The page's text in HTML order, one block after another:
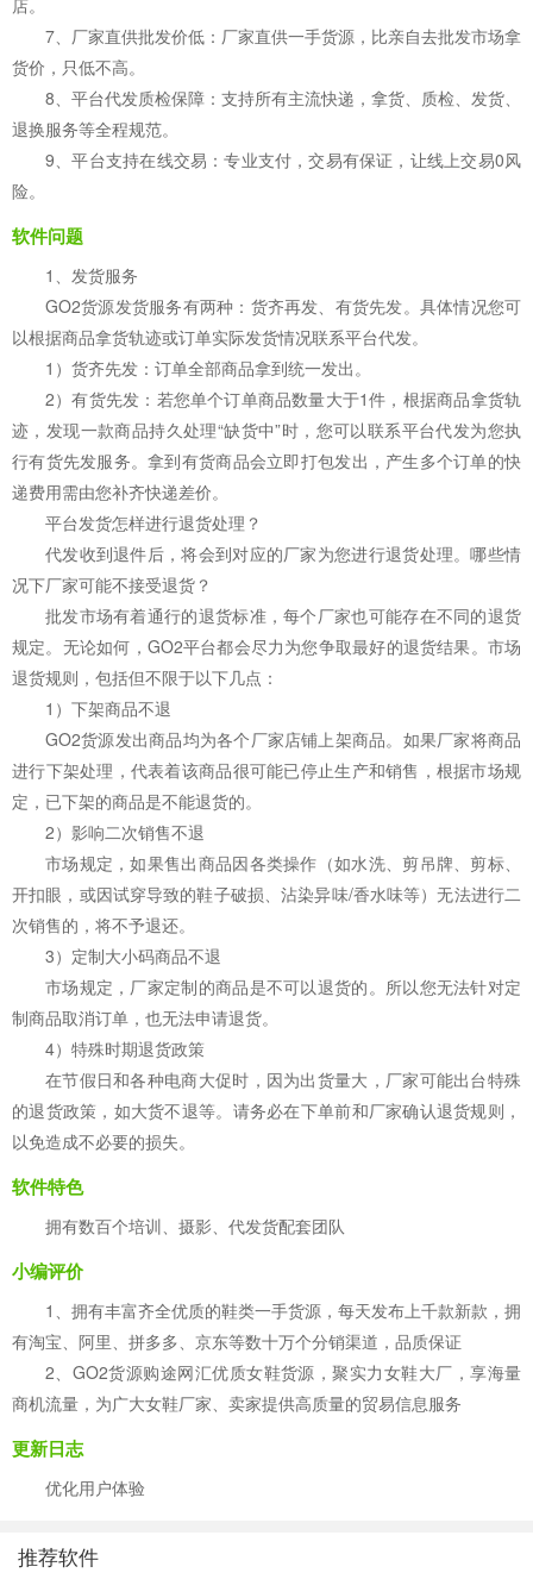
店。
7、厂家直供批发价低：厂家直供一手货源，比亲自去批发市场拿
货价，只低不高。
8、平台代发质检保障：支持所有主流快递，拿货、质检、发货、
退换服务等全程规范。
9、平台支持在线交易：专业支付，交易有保证，让线上交易0风
险。
软件问题
1、发货服务
GO2货源发货服务有两种：货齐再发、有货先发。具体情况您可
以根据商品拿货轨迹或订单实际发货情况联系平台代发。
1）货齐先发：订单全部商品拿到统一发出。
2）有货先发：若您单个订单商品数量大于1件，根据商品拿货轨
迹，发现一款商品持久处理“缺货中”时，您可以联系平台代发为您执
行有货先发服务。拿到有货商品会立即打包发出，产生多个订单的快
递费用需由您补齐快递差价。
平台发货怎样进行退货处理？
代发收到退件后，将会到对应的厂家为您进行退货处理。哪些情
况下厂家可能不接受退货？
批发市场有着通行的退货标准，每个厂家也可能存在不同的退货
规定。无论如何，GO2平台都会尽力为您争取最好的退货结果。市场
退货规则，包括但不限于以下几点：
1）下架商品不退
GO2货源发出商品均为各个厂家店铺上架商品。如果厂家将商品
进行下架处理，代表着该商品很可能已停止生产和销售，根据市场规
定，已下架的商品是不能退货的。
2）影响二次销售不退
市场规定，如果售出商品因各类操作（如水洗、剪吊牌、剪标、
开扣眼，或因试穿导致的鞋子破损、沾染异味/香水味等）无法进行二
次销售的，将不予退还。
3）定制大小码商品不退
市场规定，厂家定制的商品是不可以退货的。所以您无法针对定
制商品取消订单，也无法申请退货。
4）特殊时期退货政策
在节假日和各种电商大促时，因为出货量大，厂家可能出台特殊
的退货政策，如大货不退等。请务必在下单前和厂家确认退货规则，
以免造成不必要的损失。
软件特色
拥有数百个培训、摄影、代发货配套团队
小编评价
1、拥有丰富齐全优质的鞋类一手货源，每天发布上千款新款，拥
有淘宝、阿里、拼多多、京东等数十万个分销渠道，品质保证
2、GO2货源购途网汇优质女鞋货源，聚实力女鞋大厂，享海量
商机流量，为广大女鞋厂家、卖家提供高质量的贸易信息服务
更新日志
优化用户体验
推荐软件